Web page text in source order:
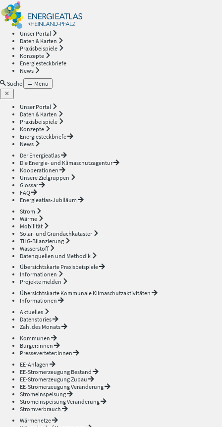
Unser Portal
Daten & Karten
Praxisbeispiele
Konzepte
Energiesteckbriefe
News
Suche
Menü
Unser Portal
Daten & Karten
Praxisbeispiele
Konzepte
Energiesteckbriefe
News
Der Energieatlas
Die Energie- und Klimaschutzagentur
Kooperationen
Unsere Zielgruppen
Glossar
FAQ
Energieatlas-Jubiläum
Strom
Wärme
Mobilität
Solar- und Gründachkataster
THG-Bilanzierung
Wasserstoff
Datenquellen und Methodik
Übersichtskarte Praxisbeispiele
Informationen
Projekte melden
Übersichtskarte Kommunale Klimaschutzaktivitäten
Informationen
Aktuelles
Datenstories
Zahl des Monats
Kommunen
Bürger:innen
Presseverteter:innen
EE-Anlagen
EE-Stromerzeugung Bestand
EE-Stromerzeugung Zubau
EE-Stromerzeugung Veränderung
Stromeinspeisung
Stromeinspeisung Veränderung
Stromverbrauch
Wärmenetze